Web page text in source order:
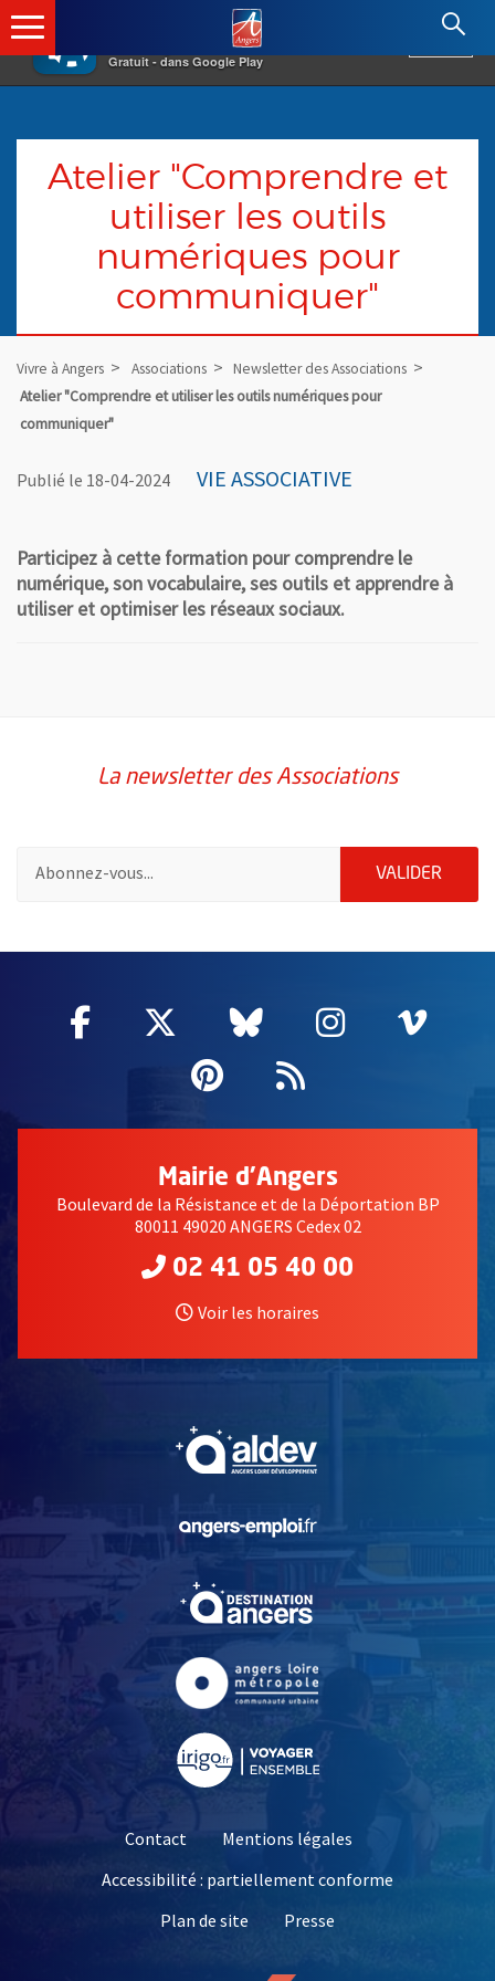
×
Gratuit - dans Google Play
Angers.fr : Retour à l'accueil
Atelier "Comprendre et
utiliser les outils
numériques pour
communiquer"
Vivre à Angers Associations
Newsletter des Associations
Atelier "Comprendre et utiliser les outils numériques pour
communiquer"
Publié le 18-04-2024 VIE ASSOCIATIVE
Participez à cette formation pour comprendre le
numérique, son vocabulaire, ses outils et apprendre à
utiliser et optimiser les réseaux sociaux.
La newsletter des Associations
VALIDER
Facebook
, Ouvre une nouvelle fenêtre
Twitter
, Ouvre une nouvelle
Bluesky
, Ouvre une
Instagram
, Ouvre
,
Pinterest
, Ouvre une
Flux RSS
Mairie d'Angers
Boulevard de la Résistance et de la Déportation BP
80011 49020 ANGERS Cedex 02
02 41 05 40 00
Voir les horaires
, Ouvre une nouvelle
, Ouvre une nouvelle
Contact
Mentions légales
Accessibilité : partiellement conforme
Plan de site
Presse